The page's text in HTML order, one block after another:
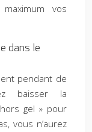
vos
dans le
pendant de
baisser la
gel » pour
vous n’aurez